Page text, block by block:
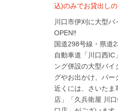
込)のみでお貸出し
川口市伊刈に大型
OPEN‼
国道298号線・県道
自動車道「川口西
ング併設の大型バ
グやお出かけ、パー
近くには、さいたま
店」「久兵衛屋 川